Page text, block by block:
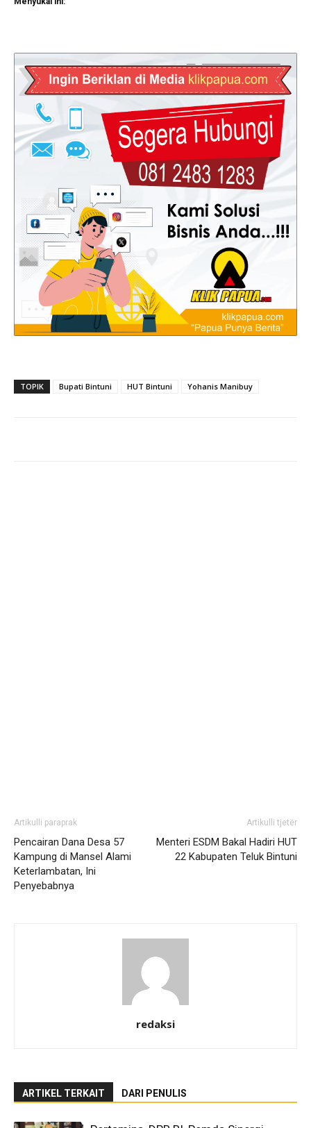
TOPIK Bupati Bintuni HUT Bintuni Yohanis Manibuy
Artikulli paraprak
Pencairan Dana Desa 57
Kampung di Mansel Alami
Keterlambatan, Ini
Penyebabnya
Artikulli tjetër
Menteri ESDM Bakal Hadiri HUT
22 Kabupaten Teluk Bintuni
redaksi
ARTIKEL TERKAIT DARI PENULIS